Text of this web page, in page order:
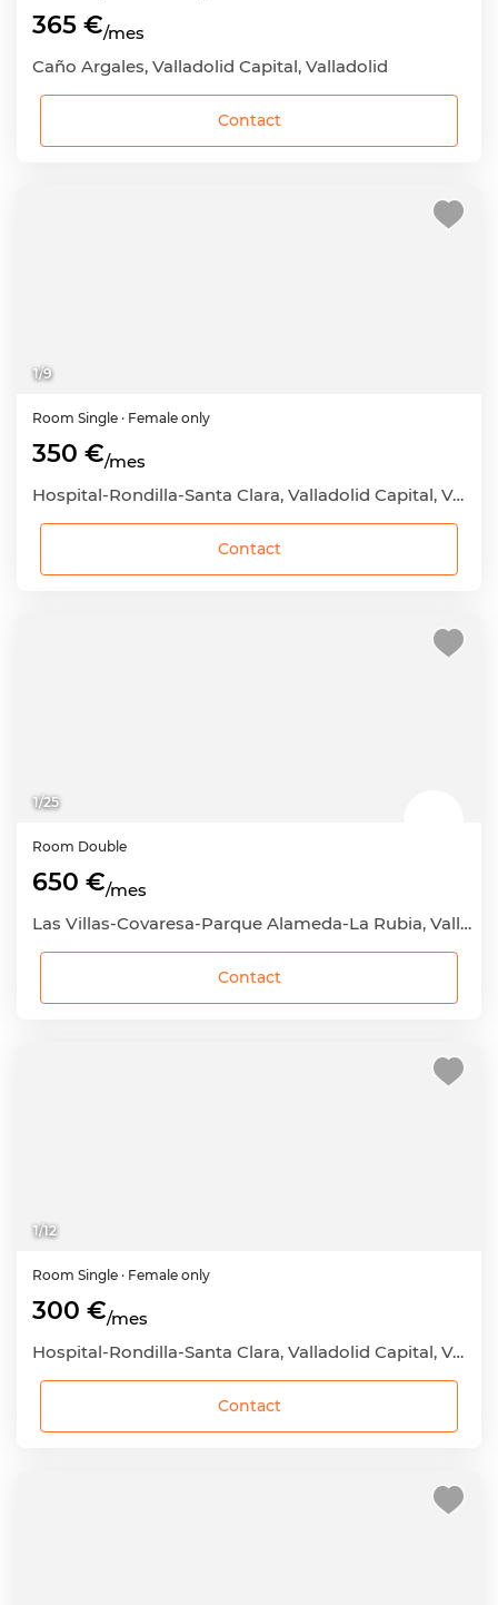
365 €/mes
Caño Argales, Valladolid Capital, Valladolid
Contact
1/9
Room Single · Female only
350 €/mes
Hospital-Rondilla-Santa Clara, Valladolid Capital, Valladolid
Contact
1/25
Room Double
650 €/mes
Las Villas-Covaresa-Parque Alameda-La Rubia, Valladolid Capital, Valladolid
Contact
1/12
Room Single · Female only
300 €/mes
Hospital-Rondilla-Santa Clara, Valladolid Capital, Valladolid
Contact